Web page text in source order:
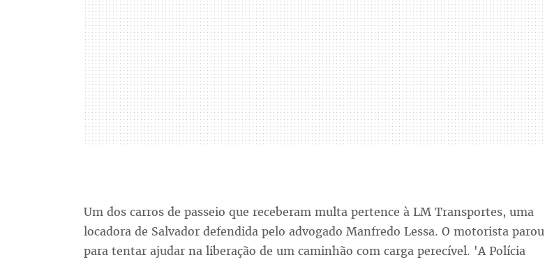
Um dos carros de passeio que receberam multa pertence à LM Transportes, uma
locadora de Salvador defendida pelo advogado Manfredo Lessa. O motorista parou
para tentar ajudar na liberação de um caminhão com carga perecível. 'A Polícia